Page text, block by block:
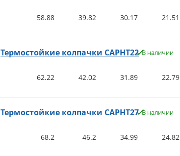
58.88 39.82 30.17 21.51
Термостойкие колпачки CAPHT22 В наличии
62.22 42.02 31.89 22.79
Термостойкие колпачки CAPHT27 В наличии
68.2 46.2 34.99 24.82